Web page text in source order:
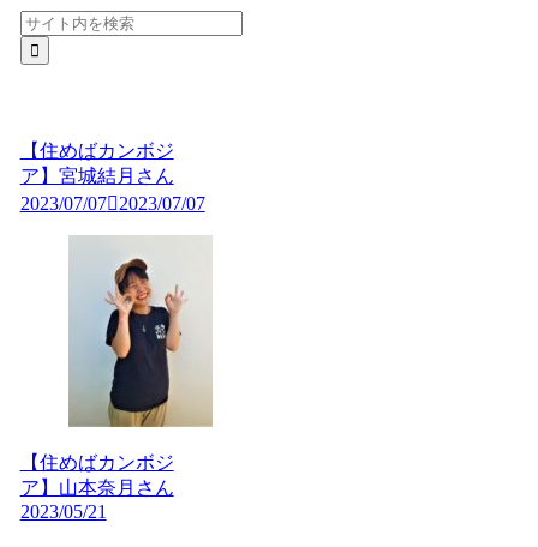
【住めばカンボジ
ア】宮城結月さん
2023/07/07
2023/07/07
【住めばカンボジ
ア】山本奈月さん
2023/05/21